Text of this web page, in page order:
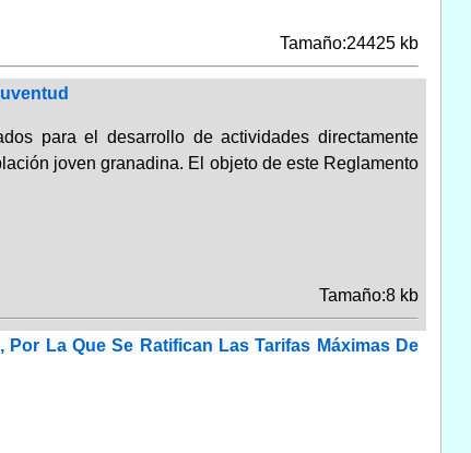
Tamaño:24425 kb
para el desarrollo de actividades directamente
joven granadina. El objeto de este Reglamento
Tamaño:8 kb
La Que Se Ratifican Las Tarifas Máximas De